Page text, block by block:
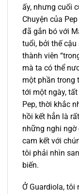
ấy, nhưng cuối
Chuyện của
đã gắn bó với
tuổi, bởi thế
thành viên
mà ta có thể
một phần trong
tới một ngày,
Pep, thời khắc
hồi kết hẳn là
những nghi ngờ
cam kết với
tôi phải nhìn
biến.
Ở Guardiola,